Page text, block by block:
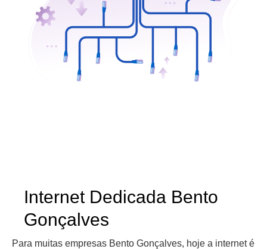
Internet Dedicada Bento
Gonçalves
Para muitas empresas Bento Gonçalves, hoje a internet é